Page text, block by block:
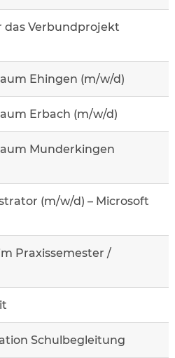
Verbundprojekt
Ehingen (m/w/d)
Erbach (m/w/d)
Munderkingen
(m/w/d) – Microsoft
Praxissemester /
Schulbegleitung